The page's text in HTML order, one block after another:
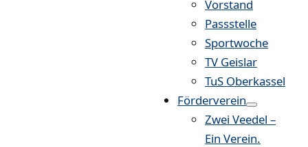
Vorstand
Passstelle
Sportwoche
TV Geislar
TuS Oberkassel
Förderverein
Zwei Veedel –
Ein Verein.